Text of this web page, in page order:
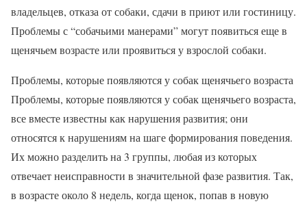
владельцев, отказа от собаки, сдачи в приют или гостиницу.
Проблемы с “собачьими манерами” могут появиться еще в
щенячьем возрасте или проявиться у взрослой собаки.
Проблемы, которые появляются у собак щенячьего возраста
Проблемы, которые появляются у собак щенячьего возраста,
все вместе известны как нарушения развития; они
относятся к нарушениям на шаге формирования поведения.
Их можно разделить на 3 группы, любая из которых
отвечает неисправности в значительной фазе развития. Так,
в возрасте около 8 недель, когда щенок, попав в новую